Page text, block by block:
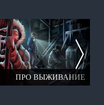
ПРО ВЫЖИВАНИЕ